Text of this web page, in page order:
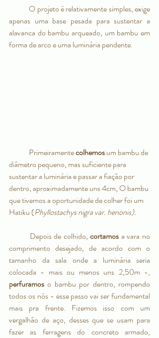
apenas uma base pesada para sustentar a
alavanca do bambu arqueado, um bambu em
forma de arco e uma luminária pendente.
	Primeiramente
colhemos um bambu de
diâmetro pequeno, mas suficiente para
sustentar a luminária e passar a fiação por
dentro, aproximadamente uns 4cm, O bambu
que tivemos a oportunidade de colher foi um
Hatiku (Phyllostachys nigra var. henonis).
Depois de colhido, cortamos a vara no
comprimento desejado, de acordo com o
tamanho da sala onde a luminária seria
perfuramos o bambu por dentro, rompendo
todos os nós - esse passo vai ser fundamental
mais pra frente. Fizemos isso com um
vergalhão de aço, desses que se usam para
fazer as ferragens do concreto armado,